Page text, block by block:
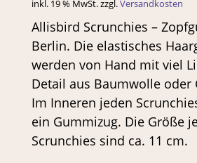
inkl. 19 % MwSt.zzgl.Versandkosten
Allisbird Scrunchies –
Berlin. Die elastisches
werden von Hand mit viel
Detail aus Baumwolle oder
Im Inneren jeden
ein Gummizug. Die Größe
Scrunchies sind ca. 11 cm.